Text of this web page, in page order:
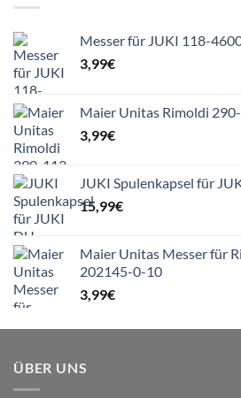
Messer für JUKI 118-
3,99€
Maier Unitas Rimoldi
3,99€
JUKI Spulenkapsel für
15,99€
Maier Unitas Messer für
202145-0-10
3,99€
ÜBER UNS